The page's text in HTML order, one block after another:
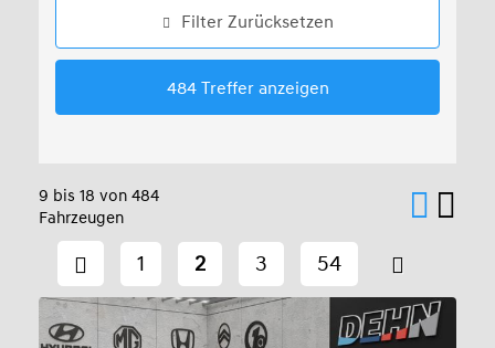
Filter Zurücksetzen
9 bis 18 von 484
Fahrzeugen
1 2 3 54